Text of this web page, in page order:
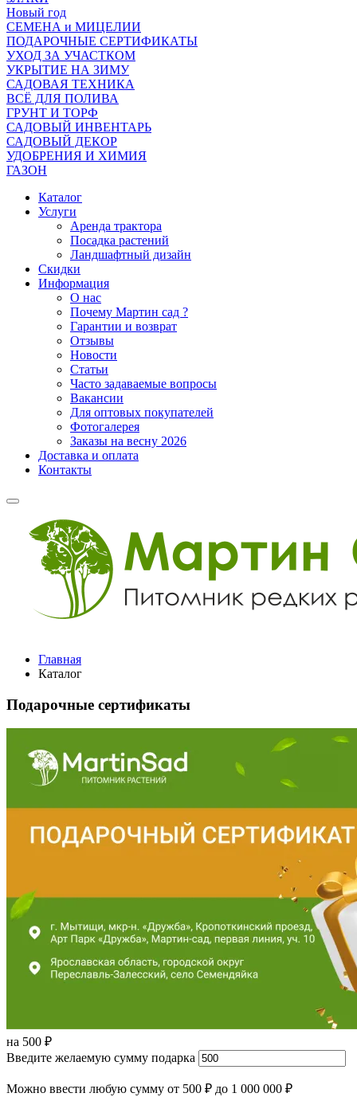
Новый год
СЕМЕНА и МИЦЕЛИИ
ПОДАРОЧНЫЕ СЕРТИФИКАТЫ
УХОД ЗА УЧАСТКОМ
УКРЫТИЕ НА ЗИМУ
САДОВАЯ ТЕХНИКА
ВСЁ ДЛЯ ПОЛИВА
ГРУНТ И ТОРФ
САДОВЫЙ ИНВЕНТАРЬ
САДОВЫЙ ДЕКОР
УДОБРЕНИЯ И ХИМИЯ
ГАЗОН
Каталог
Услуги
Аренда трактора
Посадка растений
Ландшафтный дизайн
Скидки
Информация
О нас
Почему Мартин сад ?
Гарантии и возврат
Отзывы
Новости
Статьи
Часто задаваемые вопросы
Вакансии
Для оптовых покупателей
Фотогалерея
Заказы на весну 2026
Доставка и оплата
Контакты
Главная
Каталог
Подарочные сертификаты
на 500 ₽
Введите желаемую сумму подарка
Можно ввести любую сумму от 500 ₽ до 1 000 000 ₽